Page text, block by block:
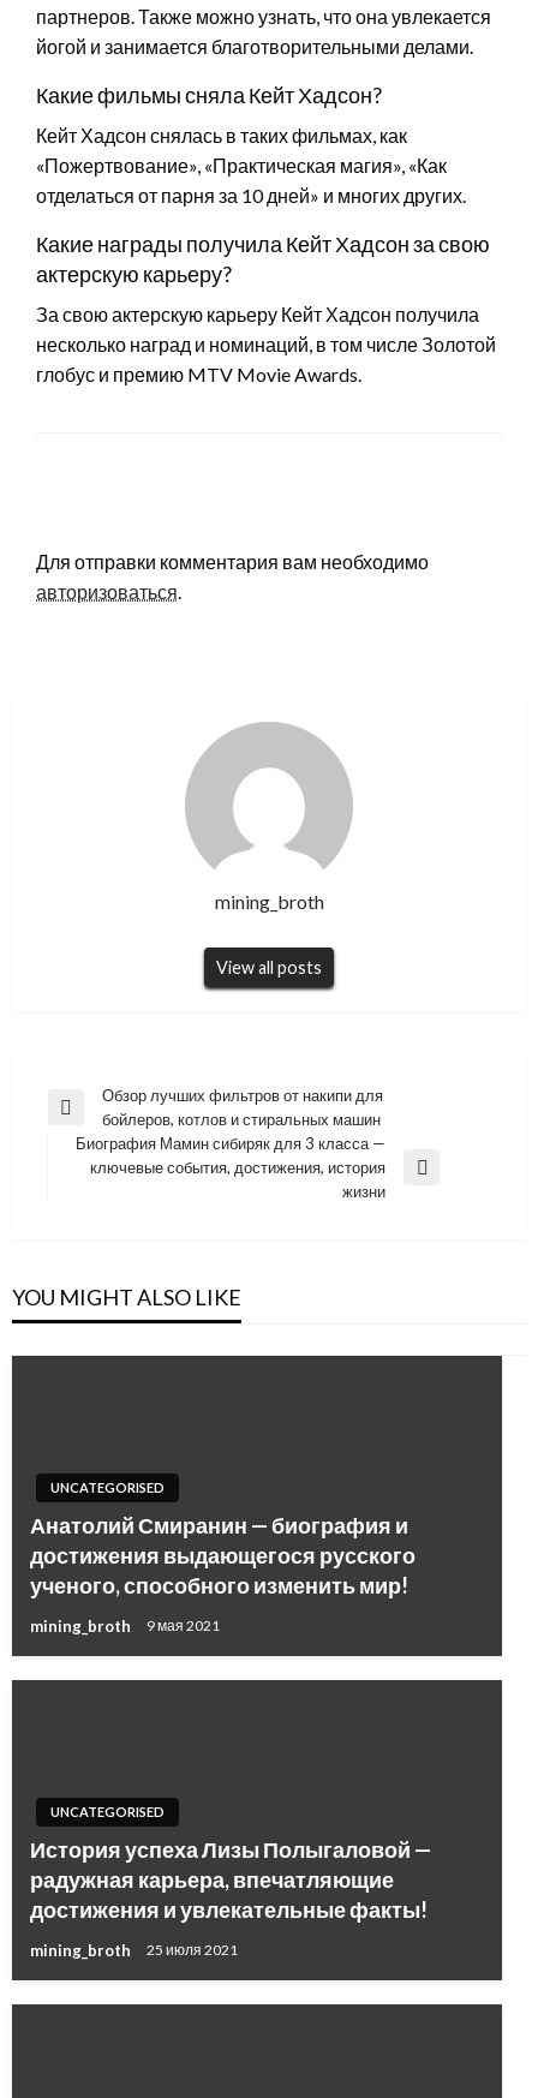
партнеров. Также можно узнать, что она увлекается
йогой и занимается благотворительными делами.
Какие фильмы сняла Кейт Хадсон?
Кейт Хадсон снялась в таких фильмах, как
«Пожертвование», «Практическая магия», «Как
отделаться от парня за 10 дней» и многих других.
Какие награды получила Кейт Хадсон за свою
актерскую карьеру?
За свою актерскую карьеру Кейт Хадсон получила
несколько наград и номинаций, в том числе Золотой
глобус и премию MTV Movie Awards.
Для отправки комментария вам необходимо
авторизоваться.
mining_broth
View all posts
Навигация
записям
Previous
Post
Обзор лучших фильтров от накипи для
бойлеров, котлов и стиральных машин
Next
Биография Мамин сибиряк для 3 класса —
ключевые события, достижения, история
жизни
YOU MIGHT ALSO LIKE
UNCATEGORISED
Анатолий Смиранин — биография и
достижения выдающегося русского
ученого, способного изменить мир!
mining_broth 9 мая 2021
UNCATEGORISED
История успеха Лизы Полыгаловой —
радужная карьера, впечатляющие
достижения и увлекательные факты!
mining_broth 25 июля 2021